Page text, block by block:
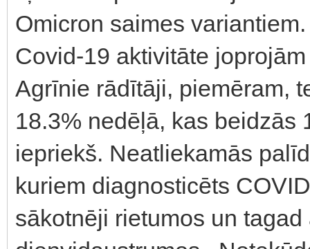
Omicron saimes variantiem.
Covid-19 aktivitāte
Agrīnie rādītāji, piemēram,
18.3% nedēļā, kas beidzās
iepriekš. Neatliekamās
kuriem diagnosticēts
sākotnēji rietumos un